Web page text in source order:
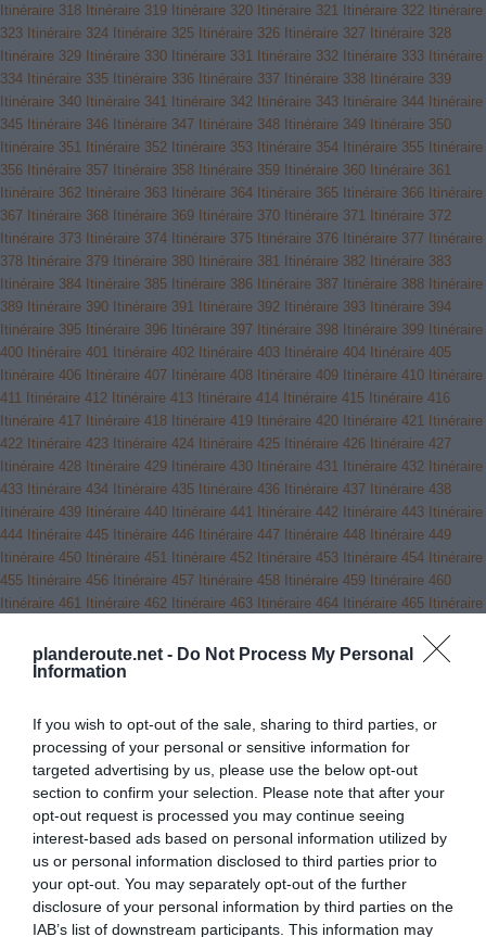
planderoute.net - Do Not Process My Personal
Information
If you wish to opt-out of the sale, sharing to third parties, or
processing of your personal or sensitive information for
targeted advertising by us, please use the below opt-out
section to confirm your selection. Please note that after your
opt-out request is processed you may continue seeing
interest-based ads based on personal information utilized by
us or personal information disclosed to third parties prior to
your opt-out. You may separately opt-out of the further
disclosure of your personal information by third parties on the
IAB’s list of downstream participants. This information may
Itinéraire 318 Itinéraire 319 Itinéraire 320 Itinéraire 321 Itinéraire 322 Itinéraire
323 Itinéraire 324 Itinéraire 325 Itinéraire 326 Itinéraire 327 Itinéraire 328
Itinéraire 329 Itinéraire 330 Itinéraire 331 Itinéraire 332 Itinéraire 333 Itinéraire
334 Itinéraire 335 Itinéraire 336 Itinéraire 337 Itinéraire 338 Itinéraire 339
Itinéraire 340 Itinéraire 341 Itinéraire 342 Itinéraire 343 Itinéraire 344 Itinéraire
345 Itinéraire 346 Itinéraire 347 Itinéraire 348 Itinéraire 349 Itinéraire 350
Itinéraire 351 Itinéraire 352 Itinéraire 353 Itinéraire 354 Itinéraire 355 Itinéraire
356 Itinéraire 357 Itinéraire 358 Itinéraire 359 Itinéraire 360 Itinéraire 361
Itinéraire 362 Itinéraire 363 Itinéraire 364 Itinéraire 365 Itinéraire 366 Itinéraire
367 Itinéraire 368 Itinéraire 369 Itinéraire 370 Itinéraire 371 Itinéraire 372
Itinéraire 373 Itinéraire 374 Itinéraire 375 Itinéraire 376 Itinéraire 377 Itinéraire
378 Itinéraire 379 Itinéraire 380 Itinéraire 381 Itinéraire 382 Itinéraire 383
Itinéraire 384 Itinéraire 385 Itinéraire 386 Itinéraire 387 Itinéraire 388 Itinéraire
389 Itinéraire 390 Itinéraire 391 Itinéraire 392 Itinéraire 393 Itinéraire 394
Itinéraire 395 Itinéraire 396 Itinéraire 397 Itinéraire 398 Itinéraire 399 Itinéraire
400 Itinéraire 401 Itinéraire 402 Itinéraire 403 Itinéraire 404 Itinéraire 405
Itinéraire 406 Itinéraire 407 Itinéraire 408 Itinéraire 409 Itinéraire 410 Itinéraire
411 Itinéraire 412 Itinéraire 413 Itinéraire 414 Itinéraire 415 Itinéraire 416
Itinéraire 417 Itinéraire 418 Itinéraire 419 Itinéraire 420 Itinéraire 421 Itinéraire
422 Itinéraire 423 Itinéraire 424 Itinéraire 425 Itinéraire 426 Itinéraire 427
Itinéraire 428 Itinéraire 429 Itinéraire 430 Itinéraire 431 Itinéraire 432 Itinéraire
433 Itinéraire 434 Itinéraire 435 Itinéraire 436 Itinéraire 437 Itinéraire 438
Itinéraire 439 Itinéraire 440 Itinéraire 441 Itinéraire 442 Itinéraire 443 Itinéraire
444 Itinéraire 445 Itinéraire 446 Itinéraire 447 Itinéraire 448 Itinéraire 449
Itinéraire 450 Itinéraire 451 Itinéraire 452 Itinéraire 453 Itinéraire 454 Itinéraire
455 Itinéraire 456 Itinéraire 457 Itinéraire 458 Itinéraire 459 Itinéraire 460
Itinéraire 461 Itinéraire 462 Itinéraire 463 Itinéraire 464 Itinéraire 465 Itinéraire
Itinéraire 472 Itinéraire 473 Itinéraire 474 Itinéraire 475 Itinéraire 476
Itinéraire
Itinéraire 478 Itinéraire 479
Itinéraire 489 Itinéraire 490 Itinéraire 491 Itinéraire 492
Itinéraire 493
Itinéraire 495 Itinéraire 496 Itinéraire 497 Itinéraire 498
Itinéraire 500 Itinéraire 501 Itinéraire 502 Itinéraire 503
Itinéraire 504
Itinéraire 505
Itinéraire 506 Itinéraire 507 Itinéraire 508 Itinéraire 509
Itinéraire 511 Itinéraire 512 Itinéraire 513 Itinéraire 514
Itinéraire 515
Itinéraire 516 Itinéraire 517 Itinéraire 518 Itinéraire 519 Itinéraire 520 Itinéraire
Itinéraire 523 Itinéraire 524 Itinéraire 525
Itinéraire 526
Itinéraire 528 Itinéraire 529 Itinéraire 530 Itinéraire 531
Itinéraire 533 Itinéraire 534 Itinéraire 535 Itinéraire 536
Itinéraire 537
Itinéraire 538 Itinéraire 539 Itinéraire 540 Itinéraire 541 Itinéraire 542